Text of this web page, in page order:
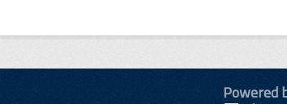
Powered